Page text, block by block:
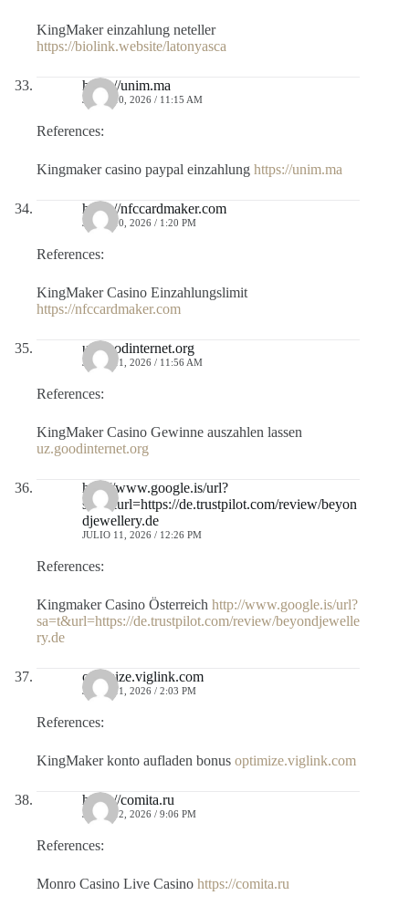
KingMaker einzahlung neteller
https://biolink.website/latonyasca
https://unim.ma
JULIO 10, 2026 / 11:15 AM
References:
Kingmaker casino paypal einzahlung https://unim.ma
https://nfccardmaker.com
JULIO 10, 2026 / 1:20 PM
References:
KingMaker Casino Einzahlungslimit
https://nfccardmaker.com
uz.goodinternet.org
JULIO 11, 2026 / 11:56 AM
References:
KingMaker Casino Gewinne auszahlen lassen
uz.goodinternet.org
http://www.google.is/url?
sa=t&url=https://de.trustpilot.com/review/beyon
djewellery.de
JULIO 11, 2026 / 12:26 PM
References:
Kingmaker Casino Österreich http://www.google.is/url?
sa=t&url=https://de.trustpilot.com/review/beyondjewelle
ry.de
optimize.viglink.com
JULIO 11, 2026 / 2:03 PM
References:
KingMaker konto aufladen bonus optimize.viglink.com
https://comita.ru
JULIO 12, 2026 / 9:06 PM
References:
Monro Casino Live Casino https://comita.ru